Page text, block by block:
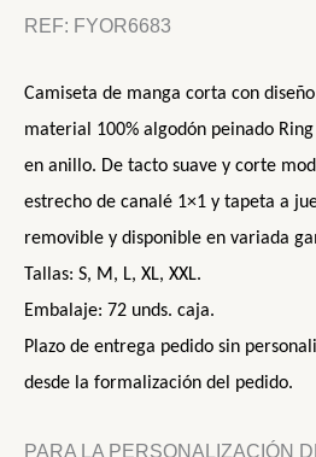
REF: FYOR6683
Camiseta de manga corta con
material 100% algodón peinado
en anillo. De tacto suave y corte
estrecho de canalé 1×1 y tapeta a
removible y disponible en variada
Tallas: S, M, L, XL, XXL.
Embalaje: 72 unds. caja.
Plazo de entrega pedido sin
desde la formalización del pedido.
PARA LA PERSONALIZACIÓN